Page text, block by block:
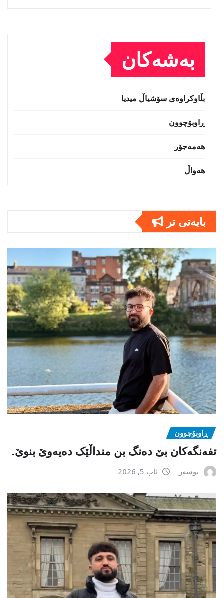
بەشەکان
بڵاوکراوەی سۆشیاڵ میدیا
ڕاوبۆچوون
هەمەجۆر
هەواڵ
بابەتى تر
ڕاوبۆچوون
تفەنگەکان بێ دەنگ بن منداڵێک دەیەوێ بنوێ.
نوسەر ئاب 5, 2026